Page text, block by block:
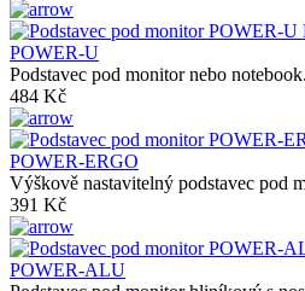
POWER-U
Podstavec pod monitor nebo notebook.
484 Kč
POWER-ERGO
Výškově nastavitelný podstavec pod
391 Kč
POWER-ALU